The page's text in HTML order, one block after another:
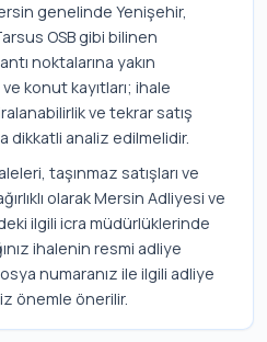
genelinde Yenişehir,
OSB gibi bilinen
noktalarına yakın
konut kayıtları; ihale
ve tekrar satış
dikkatli analiz edilmelidir.
taşınmaz satışları ve
olarak Mersin Adliyesi ve
ilgili icra müdürlüklerinde
ihalenin resmi adliye
numaranız ile ilgili adliye
önemle önerilir.